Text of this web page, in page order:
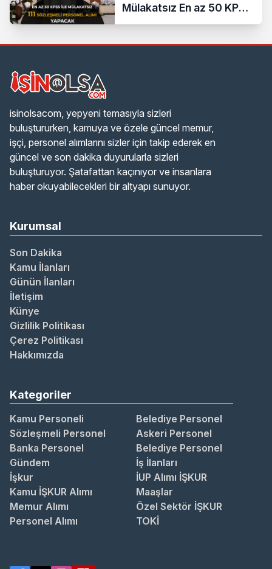
Mülakatsız En az 50 KPSS
ve Lise Mezunu
isinolsacom, yepyeni temasıyla sizleri
buluştururken, kamuya ve özele güncel memur,
işçi, personel alımlarını sizler için takip ederek en
güncel ve son dakika duyurularla sizleri
buluşturuyor. Şatafattan kaçınıyor ve insanlara
haber okuyabilecekleri bir altyapı sunuyor.
Kurumsal
Son Dakika
Kamu İlanları
Günün İlanları
İletişim
Künye
Gizlilik Politikası
Çerez Politikası
Hakkımızda
Kategoriler
Kamu Personeli
Belediye Personel
Sözleşmeli Personel
Askeri Personel
Banka Personel
Belediye Personel
Gündem
İş İlanları
İşkur
İUP Alımı İŞKUR
Kamu İŞKUR Alımı
Maaşlar
Memur Alımı
Özel Sektör İŞKUR
Personel Alımı
TOKİ